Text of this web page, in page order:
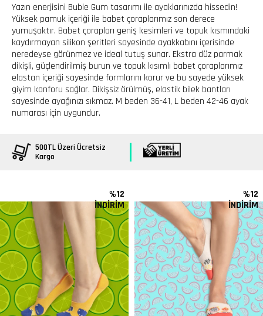
Yazın enerjisini Buble Gum tasarımı ile ayaklarınızda hissedin!
Yüksek pamuk içeriği ile babet çoraplarımız son derece
yumuşaktır. Babet çorapları geniş kesimleri ve topuk kısmındaki
kaydırmayan silikon şeritleri sayesinde ayakkabını içerisinde
neredeyse görünmez ve ideal tutuş sunar. Ekstra düz parmak
dikişli, güçlendirilmiş burun ve topuk kısımlı babet çoraplarımız
elastan içeriği sayesinde formlarını korur ve bu sayede yüksek
giyim konforu sağlar. Dikişsiz örülmüş, elastik bilek bantları
sayesinde ayağınızı sıkmaz. M beden 36-41, L beden 42-46 ayak
numarası için uygundur.
500TL Üzeri Ücretsiz
Kargo
%12
İNDİRİM
%12
İNDİRİM